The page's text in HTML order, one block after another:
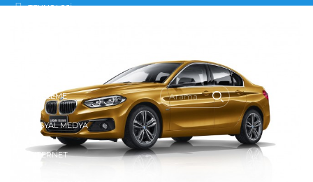
TEKNOLOJI
İNCELEME
SOSYAL MEDYA
İNTERNET